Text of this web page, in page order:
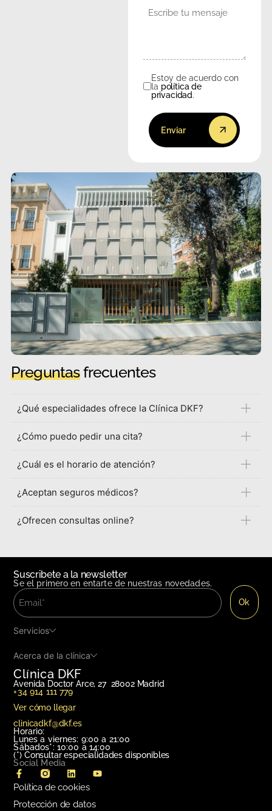
Consentimiento
Estoy de acuerdo con
la política de
privacidad.
Enviar
Preguntasfrecuentes
¿Qué especialidades ofrece la Clínica DKF?
¿Cómo puedo pedir una cita?
¿Cuál es el horario de atención?
¿Aceptan seguros médicos?
¿Ofrecen consultas online?
Clínica DKF
Avenida Doctor Arce, 27 28002 Madrid
+34 914 111 779
Ver cómo llegar
clinicadkf@dkf.es
Horario:
Lunes a viernes: 9:00 a 21:00
Sábados*: 10:00 a 14:00
(*) Consultar especialidades disponibles
Social Media
Suscribete a la newsletter
Se el primero en entarte de nuestras novedades.
Servicios
Acerca de la clínica
Política de cookies
Protección de datos